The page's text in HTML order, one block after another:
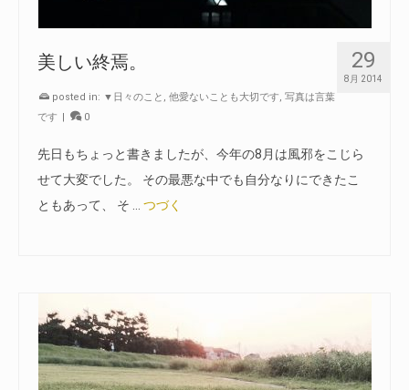
29
8月 2014
美しい終焉。
posted in: ▼日々のこと , 他愛ないことも大切です, 写真は言葉
です | 0
先日もちょっと書きましたが、今年の8月は風邪をこじら
せて大変でした。 その最悪な中でも自分なりにできたこ
ともあって、 そ … つづく